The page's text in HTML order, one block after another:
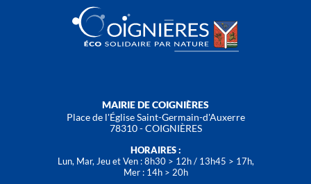
MAIRIE DE COIGNIÈRES
Place de l'Église Saint-Germain-d'Auxerre
78310 - COIGNIÈRES
HORAIRES :
Lun, Mar, Jeu et Ven : 8h30 > 12h / 13h45 > 17h,
Mer : 14h > 20h